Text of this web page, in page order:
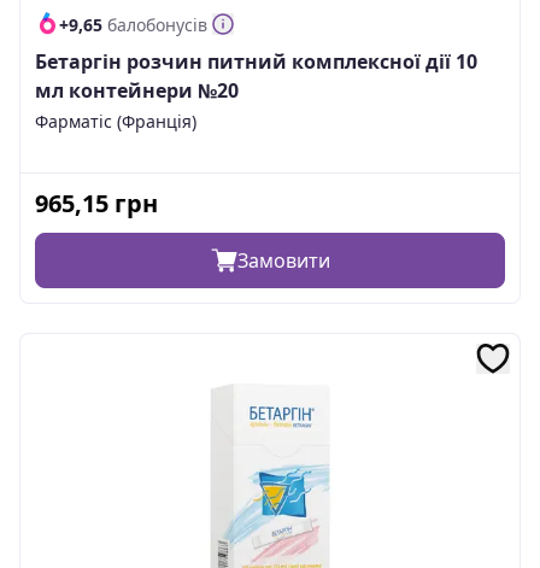
+9,65 балобонусів
Бетаргін розчин питний комплексної дії 10
мл контейнери №20
Фарматіс (Франція)
965,15 грн
Замовити